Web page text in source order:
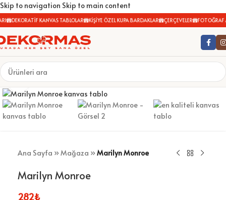
Skip to navigation Skip to main content
DEKORATİF KANVAS TABLOLAR KİŞİYE ÖZEL KUPA BARDAKLAR ÇERÇEVELER FOTOĞRAF
Büyütmek için tıklayın
Ana Sayfa »Mağaza »Marilyn Monroe
Marilyn Monroe
282₺